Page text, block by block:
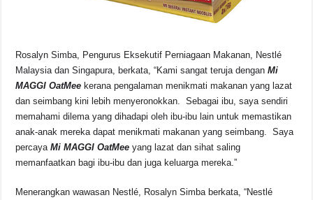
Rosalyn Simba, Pengurus Eksekutif Perniagaan Makanan, Nestlé
Malaysia dan Singapura, berkata, “Kami sangat teruja denganMi
MAGGI OatMee kerana pengalaman menikmati makanan yang lazat
dan seimbang kini lebih menyeronokkan. Sebagai ibu, saya sendiri
memahami dilema yang dihadapi oleh ibu-ibu lain untuk memastikan
anak-anak mereka dapat menikmati makanan yang seimbang. Saya
percayaMi MAGGI OatMee yang lazat dan sihat saling
memanfaatkan bagi ibu-ibu dan juga keluarga mereka.”
Menerangkan wawasan Nestlé, Rosalyn Simba berkata, “Nestlé